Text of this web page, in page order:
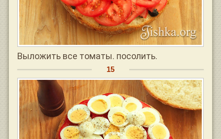
Выложить все томаты. посолить.